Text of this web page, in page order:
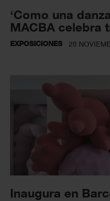
‘Como una
MACBA celebra
EXPOSICIONES 28
Inaugura en